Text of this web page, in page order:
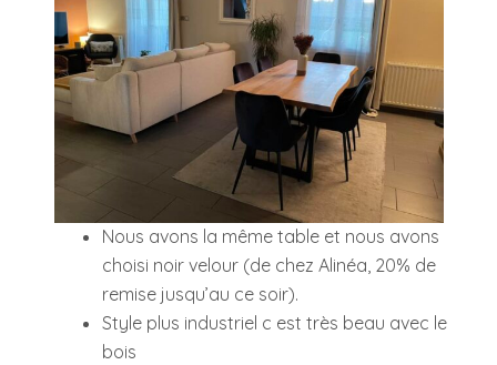
Nous avons la même table et nous avons
choisi noir velour (de chez Alinéa, 20% de
remise jusqu’au ce soir).
Style plus industriel c est très beau avec le
bois